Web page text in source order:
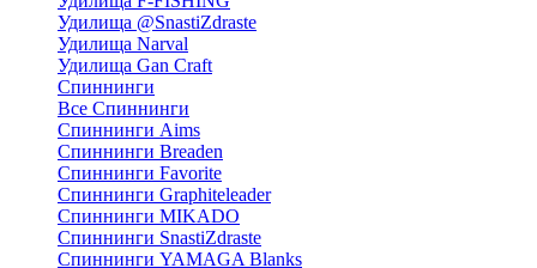
Удилища @SnastiZdraste
Удилища Narval
Удилища Gan Craft
Спиннинги
Все Спиннинги
Спиннинги Aims
Спиннинги Breaden
Спиннинги Favorite
Спиннинги Graphiteleader
Спиннинги MIKADO
Спиннинги SnastiZdraste
Спиннинги YAMAGA Blanks